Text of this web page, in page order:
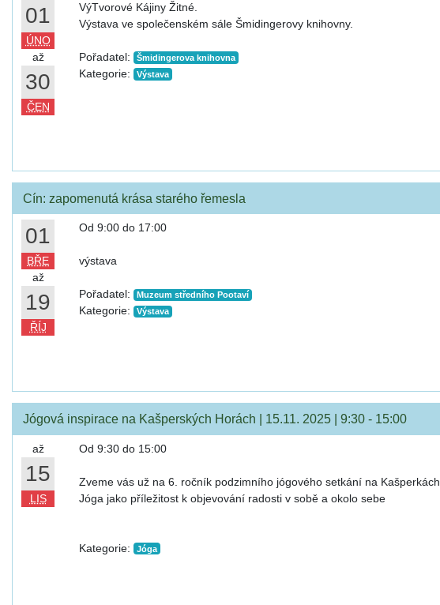
01
ÚNO
až
30
ČEN
VýTvorové Kájiny Žitné.
Výstava ve společenském sále Šmidingerovy knihovny.
Pořadatel: Šmidingerova knihovna
Kategorie: Výstava
Cín: zapomenutá krása starého řemesla
01
BŘE
až
19
ŘÍJ
Od 9:00 do 17:00
výstava
Pořadatel: Muzeum středního Pootaví
Kategorie: Výstava
Jógová inspirace na Kašperských Horách | 15.11. 2025 | 9:30 - 15:00
až
15
LIS
Od 9:30 do 15:00
Zveme vás už na 6. ročník podzimního jógového setkání na Kašperkách.
Jóga jako příležitost k objevování radosti v sobě a okolo sebe
Kategorie: Jóga